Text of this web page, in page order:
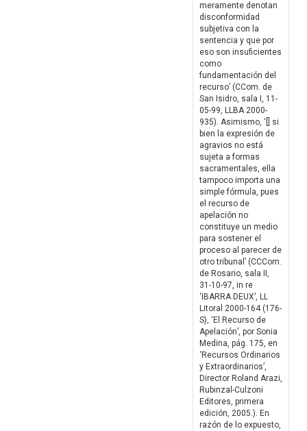
meramente denotan
disconformidad
subjetiva con la
sentencia y que por
eso son insuficientes
como
fundamentación del
recurso’ (CCom. de
San Isidro, sala I, 11-
05-99, LLBA 2000-
935). Asimismo, ‘[] si
bien la expresión de
agravios no está
sujeta a formas
sacramentales, ella
tampoco importa una
simple fórmula, pues
el recurso de
apelación no
constituye un medio
para sostener el
proceso al parecer de
otro tribunal’ (CCCom.
de Rosario, sala II,
31-10-97, in re
‘IBARRA DEUX’, LL
Litoral 2000-164 (176-
S), ‘El Recurso de
Apelación’, por Sonia
Medina, pág. 175, en
‘Recursos Ordinarios
y Extraordinarios’,
Director Roland Arazi,
Rubinzal-Culzoni
Editores, primera
edición, 2005.). En
razón de lo expuesto,